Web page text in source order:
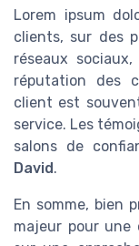
Lorem ipsum
clients, sur des
réseaux
réputation des
client est
service. Les
salons de
David .
En somme, bien
majeur pour une